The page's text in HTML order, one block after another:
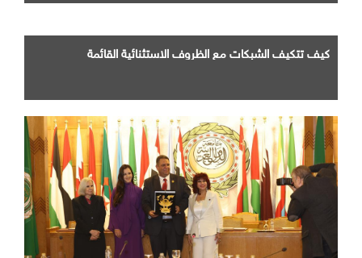
كيف تتكيف الشبكات مع الظروف الاستثنائية القائمة